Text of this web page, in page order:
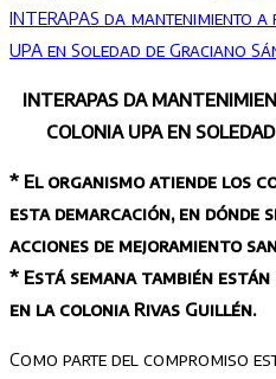
INTERAPAS da
UPA en Soledad de Graciano
INTERAPAS DA
COLONIA UPA EN
* El organismo atiende los
esta demarcación, en dónde
acciones de mejoramiento
* Está semana también
en la colonia Rivas Guillén.
Como parte del compromiso